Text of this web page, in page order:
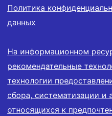
Политика
данных
На информационном
рекомендательные
технологии
сбора, систематизации и
относящихся к